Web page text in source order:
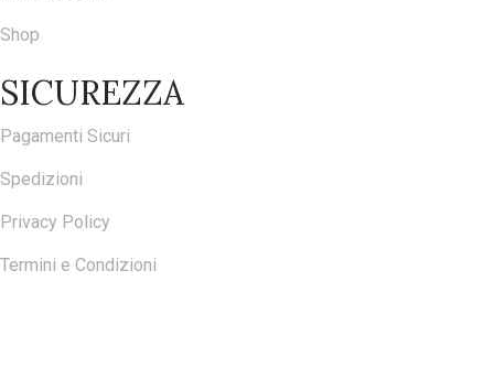
Shop
SICUREZZA
Pagamenti Sicuri
Spedizioni
Privacy Policy
Termini e Condizioni